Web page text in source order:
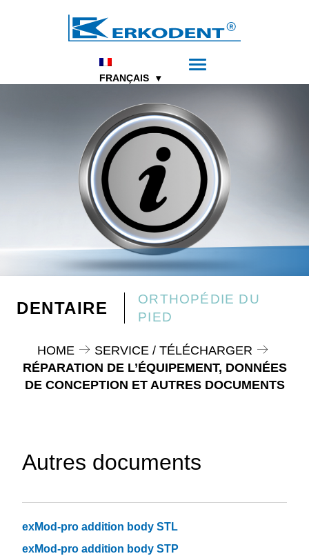
FRANÇAIS
DENTAIRE
ORTHOPÉDIE DU
PIED
HOME
SERVICE / TÉLÉCHARGER
RÉPARATION DE L’ÉQUIPEMENT, DONNÉES
DE CONCEPTION ET AUTRES DOCUMENTS
Autres documents
exMod-pro addition body STL
exMod-pro addition body STP